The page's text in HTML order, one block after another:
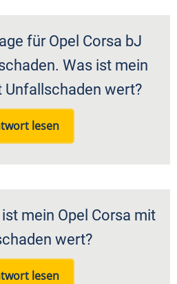
für Opel Corsa bJ
Was ist mein
Unfallschaden wert?
lesen
mein Opel Corsa mit
wert?
lesen